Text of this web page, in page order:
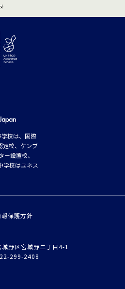
校は、国際
定校、ケンブ
ー設置校、
学校はユネス
保護方針
野区宮城野二丁目4-1
299-2408